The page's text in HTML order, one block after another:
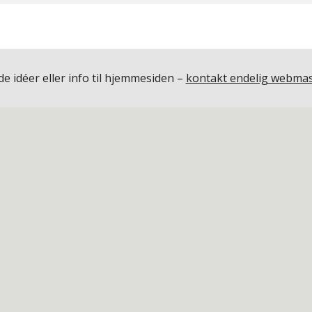
idéer eller info til hjemmesiden – kontakt endelig